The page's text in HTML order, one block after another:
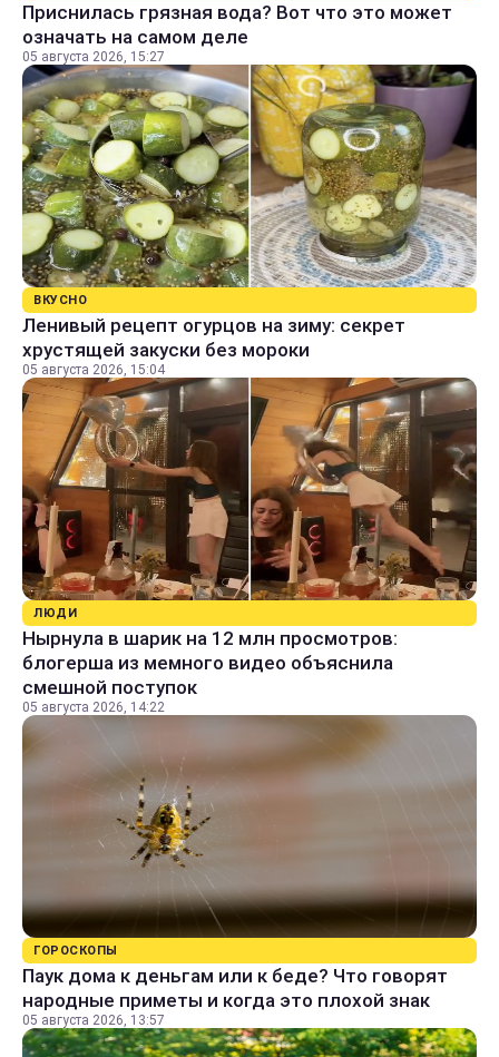
Приснилась грязная вода? Вот что это может
означать на самом деле
05 августа 2026, 15:27
ВКУСНО
Ленивый рецепт огурцов на зиму: секрет
хрустящей закуски без мороки
05 августа 2026, 15:04
ЛЮДИ
Нырнула в шарик на 12 млн просмотров:
блогерша из мемного видео объяснила
смешной поступок
05 августа 2026, 14:22
ГОРОСКОПЫ
Паук дома к деньгам или к беде? Что говорят
народные приметы и когда это плохой знак
05 августа 2026, 13:57